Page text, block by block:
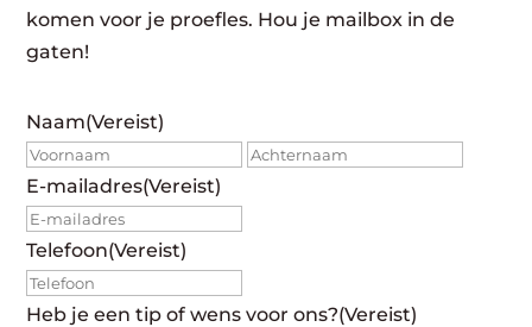
komen voor je proefles. Hou je mailbox in de
gaten!
Naam(Vereist)
Voornaam
E-mailadres(Vereist)
Telefoon(Vereist)
Heb je een tip of wens voor ons?(Vereist)